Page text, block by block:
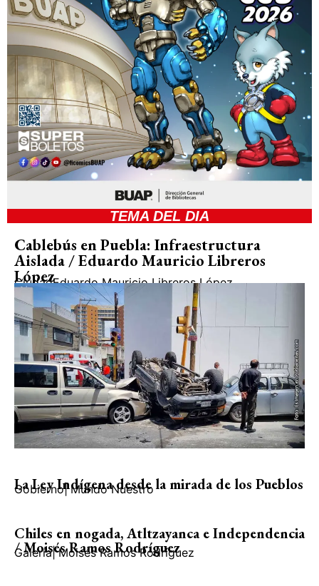
TEMA DEL DIA
Cablebús en Puebla: Infraestructura
Aislada / Eduardo Mauricio Libreros
López
CiudadEduardo Mauricio Libreros López
La Ley Indígena desde la mirada de los Pueblos
Gobierno| Mundo Nuestro
Chiles en nogada, Atltzayanca e Independencia
/ Moisés Ramos Rodríguez
Galería| Moisés Ramos Rodríguez